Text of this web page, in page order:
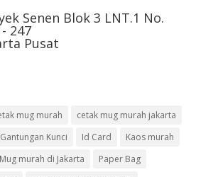
Senen Blok 3 LNT.1 No.
247
Pusat
mug murah
cetak mug murah jakarta
Gantungan Kunci Id Card
Kaos murah
Mug murah di Jakarta
Paper Bag